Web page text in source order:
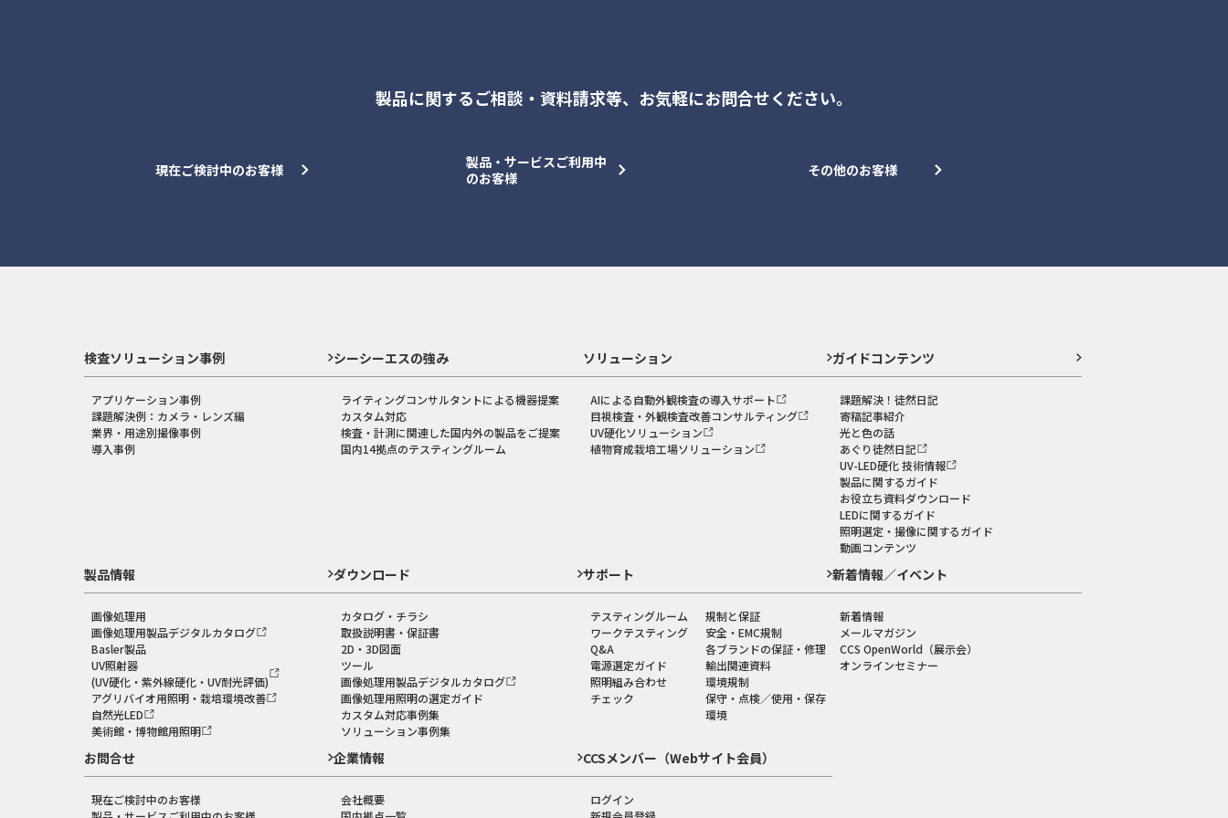
製品に関するご相談・資料請求等、 お気軽にお問合せください。
現在ご検討中のお客様
製品・サービスご利用中
のお客様
その他のお客様
検査ソリューション事例
アプリケーション事例
課題解決例：カメラ・レンズ編
業界・用途別撮像事例
導入事例
シーシーエスの強み
ライティングコンサルタントによる機器提案
カスタム対応
検査・計測に関連した国内外の製品をご提案
国内14拠点のテスティングルーム
ソリューション
AIによる自動外観検査の導入サポート
目視検査・外観検査改善コンサルティング
UV硬化ソリューション
植物育成栽培工場ソリューション
ガイドコンテンツ
課題解決！徒然日記
寄稿記事紹介
光と色の話
あぐり徒然日記
UV-LED硬化 技術情報
製品に関するガイド
お役立ち資料ダウンロード
LEDに関するガイド
照明選定・撮像に関するガイド
動画コンテンツ
製品情報
画像処理用
画像処理用製品デジタルカタログ
Basler製品
UV照射器
(UV硬化・紫外線硬化・UV耐光評価)
アグリバイオ用照明・栽培環境改善
自然光LED
美術館・博物館用照明
ダウンロード
カタログ・チラシ
取扱説明書・保証書
2D・3D図面
ツール
画像処理用製品デジタルカタログ
画像処理用照明の選定ガイド
カスタム対応事例集
ソリューション事例集
サポート
テスティングルーム
ワークテスティング
Q&A
電源選定ガイド
照明組み合わせ
チェック
規制と保証
安全・EMC規制
各ブランドの保証・修理
輸出関連資料
環境規制
保守・点検／使用・保存
環境
新着情報／イベント
新着情報
メールマガジン
CCS OpenWorld（展示会）
オンラインセミナー
お問合せ
現在ご検討中のお客様
企業情報
会社概要
CCSメンバー（Webサイト会員）
ログイン